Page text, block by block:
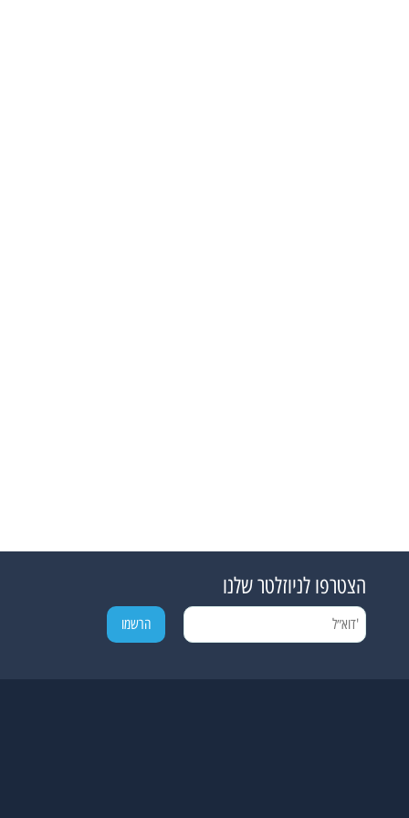
הצטרפו לניוזלטר שלנו